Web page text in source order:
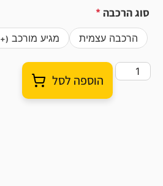
סוג הרכבה*
הרכבה עצמית מגיע מורכב (+
הוספה לסל